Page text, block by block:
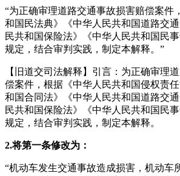
“为正确审理道路交通事故损害赔偿案件
和国民法典》《中华人民共和国道路交
民共和国保险法》《中华人民共和国民
规定，结合审判实践，制定本解释。”
【旧道交司法解释】引言：为正确审理
偿案件，根据《中华人民共和国侵权责
和国合同法》《中华人民共和国道路交
民共和国保险法》《中华人民共和国民
规定，结合审判实践，制定本解释。
2.将第一条修改为：
“机动车发生交通事故造成损害，机动车